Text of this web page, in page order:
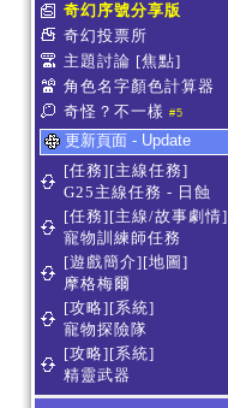
奇幻序號分享版
奇幻投票所
主題討論 [焦點]
角色名字顏色計算器
奇怪？不一樣 #5
更新頁面 - Update
[任務][主線任務]
G25主線任務 - 日蝕
[任務][主線/故事劇情]
寵物訓練師任務
[遊戲簡介][地圖]
摩格梅爾
[攻略][系統]
寵物探險隊
[攻略][系統]
精靈武器